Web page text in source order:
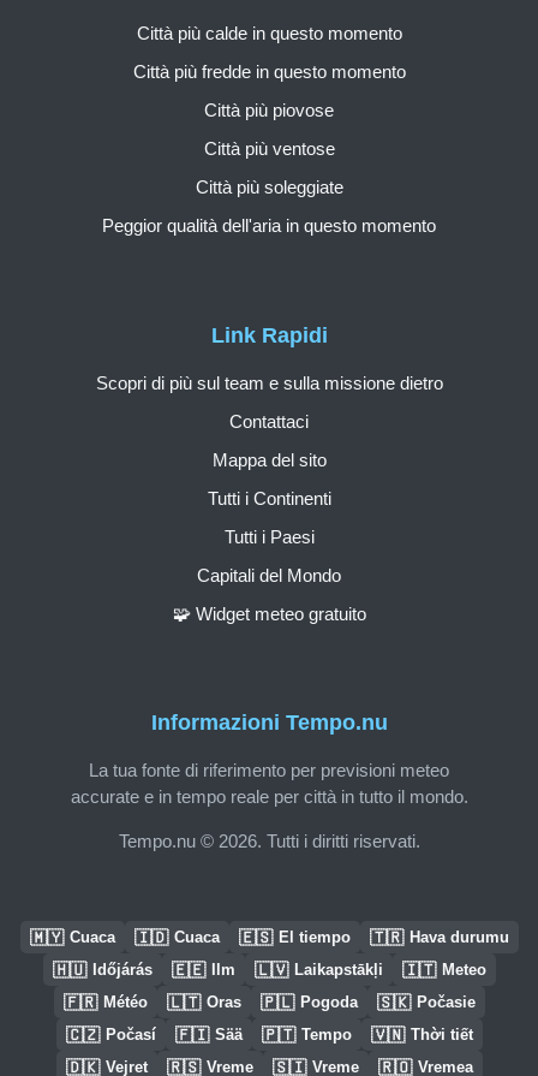
Informazioni Tempo.nu
La tua fonte di riferimento per previsioni meteo
accurate e in tempo reale per città in tutto il mondo.
Tempo.nu © 2026. Tutti i diritti riservati.
Link Rapidi
Scopri di più sul team e sulla missione dietro
Contattaci
Mappa del sito
Tutti i Continenti
Tutti i Paesi
Capitali del Mondo
🧩 Widget meteo gratuito
Città più calde in questo momento
Città più fredde in questo momento
Città più piovose
Città più ventose
Città più soleggiate
Peggior qualità dell'aria in questo momento
🇲🇾 Cuaca 🇮🇩 Cuaca 🇪🇸 El tiempo 🇹🇷 Hava durumu
🇭🇺 Időjárás 🇪🇪 Ilm 🇱🇻 Laikapstākļi 🇮🇹 Meteo
🇫🇷 Météo 🇱🇹 Oras 🇵🇱 Pogoda 🇸🇰 Počasie
🇨🇿 Počasí 🇫🇮 Sää 🇵🇹 Tempo 🇻🇳 Thời tiết
🇩🇰 Vejret 🇷🇸 Vreme 🇸🇮 Vreme 🇷🇴 Vremea